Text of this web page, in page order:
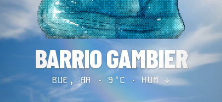
BARRIO GAMBIER
BUE, AR · 9°C ·HUM ↓